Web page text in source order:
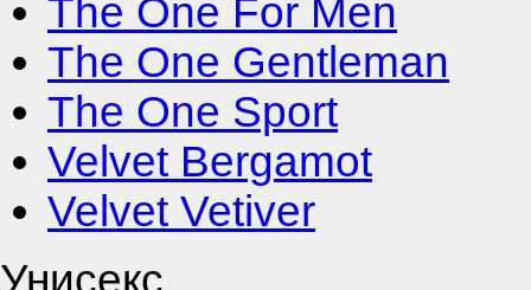
The One For Men
The One Gentleman
The One Sport
Velvet Bergamot
Velvet Vetiver
Унисекс